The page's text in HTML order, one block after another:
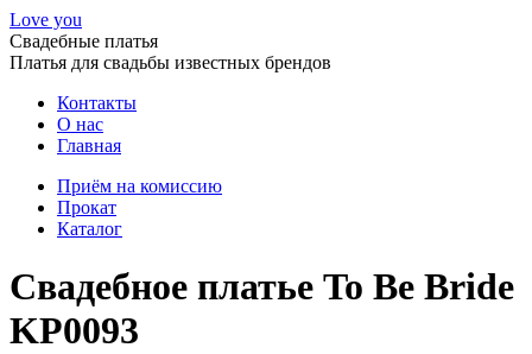
Love you
Свадебные платья
Платья для свадьбы известных брендов
Контакты
О нас
Главная
Приём на комиссию
Прокат
Каталог
Свадебное платье To Be Bride
KP0093